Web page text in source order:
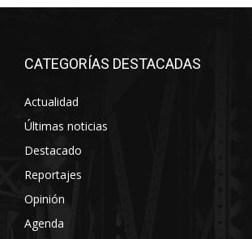
CATEGORÍAS DESTACADAS
Actualidad
Últimas noticias
Destacado
Reportajes
Opinión
Agenda